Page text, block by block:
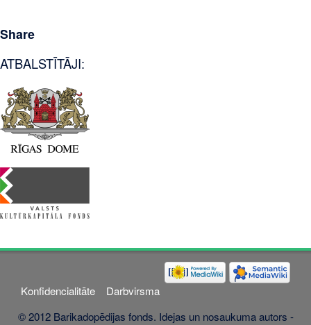
Share
ATBALSTĪTĀJI:
Konfidencialitāte
Darbvirsma
© 2012 Barikadopēdijas fonds. Idejas un nosaukuma autors -